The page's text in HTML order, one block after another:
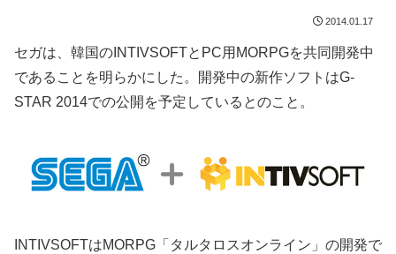
2014.01.17
セガは、韓国のINTIVSOFTとPC用MORPGを共同開発中
であることを明らかにした。開発中の新作ソフトはG-
STAR 2014での公開を予定しているとのこと。
INTIVSOFTはMORPG「タルタロスオンライン」の開発で